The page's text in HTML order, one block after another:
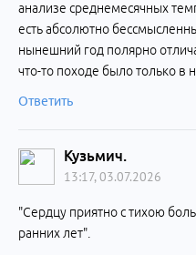
анализе среднемесячных
есть абсолютно
нынешний год полярно
что-то походе было только в
Ответить
Кузьмич.
13:17, 03.07.2026
"Сердцу приятно с тихою
ранних лет".